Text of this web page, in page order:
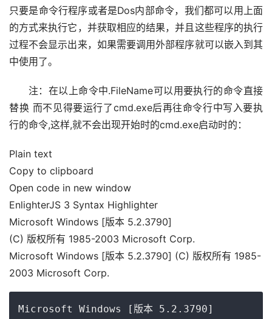
只要是命令行程序或者是Dos内部命令，我们都可以用上面
的方式来执行它，并获取相应的结果，并且这些程序的执行
过程不会显示出来，如果需要调用外部程序就可以嵌入到其
中使用了。
注：在以上命令中.FileName可以用要执行的命令直接
替换 而不见得要运行了cmd.exe后再往命令行中写入要执
行的命令,这样,就不会出现开始时的cmd.exe启动时的：
Plain text
Copy to clipboard
Open code in new window
EnlighterJS 3 Syntax Highlighter
Microsoft Windows [版本 5.2.3790]
(C) 版权所有 1985-2003 Microsoft Corp.
Microsoft Windows [版本 5.2.3790] (C) 版权所有 1985-
2003 Microsoft Corp.
Microsoft Windows [版本 5.2.3790]